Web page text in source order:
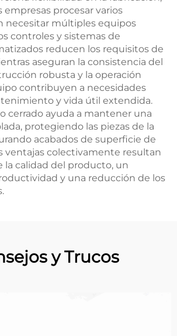
procesar varios
necesitar múltiples equipos
controles y sistemas de
reducen los requisitos de
aseguran la consistencia del
robusta y la operación
contribuyen a necesidades
y vida útil extendida.
cerrado ayuda a mantener una
protegiendo las piezas de la
acabados de superficie de
ventajas colectivamente resultan
la calidad del producto, un
y una reducción de los
y Trucos